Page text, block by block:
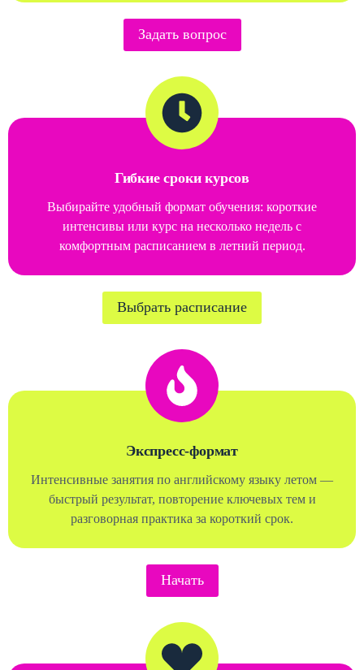
Задать вопрос
Гибкие сроки курсов
Выбирайте удобный формат обучения: короткие
интенсивы или курс на несколько недель с
комфортным расписанием в летний период.
Выбрать расписание
Экспресс-формат
Интенсивные занятия по английскому языку летом —
быстрый результат, повторение ключевых тем и
разговорная практика за короткий срок.
Начать